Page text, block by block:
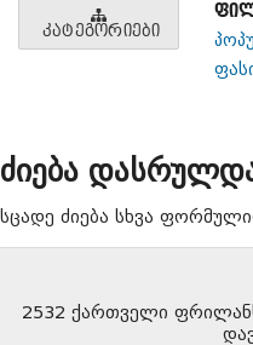
ᲙᲐᲢᲔᲒᲝᲠᲘᲔᲑᲘ
ძიება
სცადე ძიება სხვა
2532 ქართველი